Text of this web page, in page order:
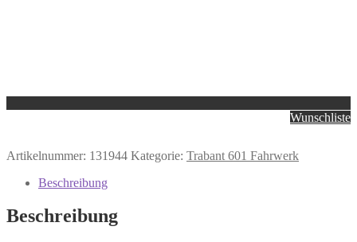
Wunschliste
Artikelnummer: 131944 Kategorie: Trabant 601 Fahrwerk
Beschreibung
Beschreibung